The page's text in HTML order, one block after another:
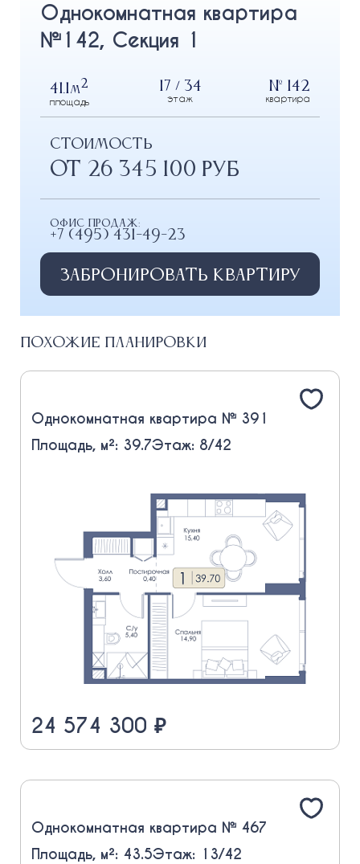
Однокомнатная квартира
№142, Секция 1
41.1 м2
площадь
17 / 34
этаж
№ 142
квартира
СТОИМОСТЬ
от 26 345 100 РУБ
Офис продаж:
+7 (495) 431-49-23
Забронировать квартиру
Похожие планировки
Однокомнатная квартира № 391
Площадь, м²: 39.7Этаж: 8/42
24 574 300 ₽
Однокомнатная квартира № 467
Площадь, м²: 43.5Этаж: 13/42